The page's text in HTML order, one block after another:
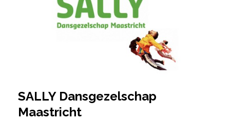
SALLY Dansgezelschap
Maastricht